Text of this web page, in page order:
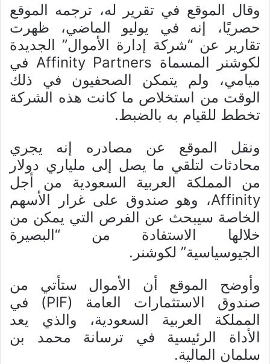
وقال الموقع في تقرير له، ترجمه الموقع
حصريًا، إنه في يوليو الماضي، ظهرت
تقارير عن “شركة إدارة الأموال” الجديدة
لكوشنر المسماة Affinity Partners في
ميامي، ولم يتمكن الصحفيون في ذلك
الوقت من استخلاص ما كانت هذه الشركة
تخطط للقيام به بالضبط.
ونقل الموقع عن مصادره إنه يجري
محادثات لتلقي ما يصل إلى ملياري دولار
من المملكة العربية السعودية من أجل
Affinity، وهو صندوق على غرار الأسهم
الخاصة سيبحث عن الفرص التي يمكن من
خلالها الاستفادة من “البصيرة
الجيوسياسية” لكوشنر.
وأوضح الموقع أن الأموال ستأتي من
صندوق الاستثمارات العامة (PIF) في
المملكة العربية السعودية، والذي يعد
الأداة الرئيسية في ترسانة محمد بن
سلمان المالية.